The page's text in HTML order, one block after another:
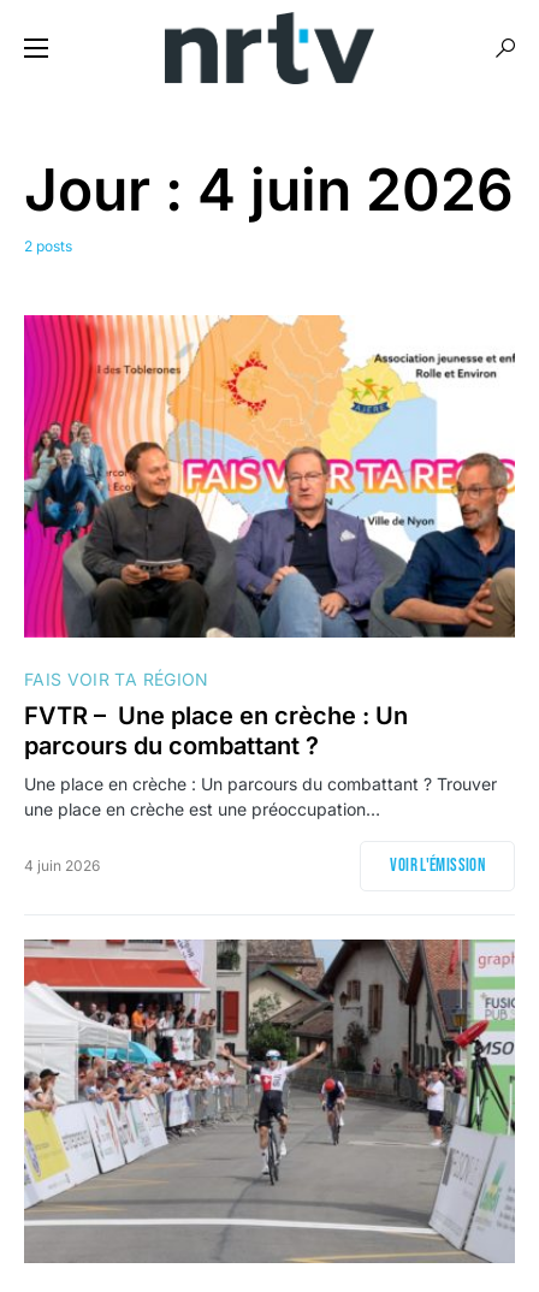
Jour : 4 juin 2026
2 posts
FAIS VOIR TA RÉGION
FVTR – Une place en crèche : Un
parcours du combattant ?
Une place en crèche : Un parcours du combattant ? Trouver
une place en crèche est une préoccupation…
4 juin 2026 Voir l'émission